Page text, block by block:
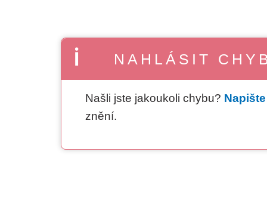
NAHLÁSIT
Našli jste jakoukoli chybu?
znění.